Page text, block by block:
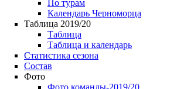
По турам
Календарь Черноморца
Таблица 2019/20
Таблица
Таблица и календарь
Статистика сезона
Состав
Фото
Фото команды-2019/20